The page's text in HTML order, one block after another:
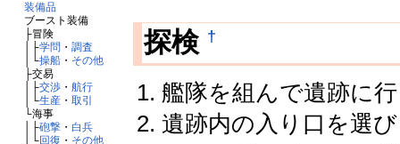
装備品
ブースト装備
├冒険
│├学問 ・ 調査
│└操船・ その他
├交易
│├交渉・ 航行
│└生産・ 取引
└海事
│├砲撃・ 白兵
│└回復 ・ その他
探検 †
艦隊を組んで遺跡に
遺跡内の入り口を選